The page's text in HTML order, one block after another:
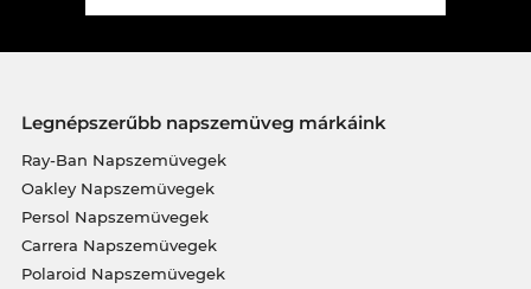
Legnépszerűbb napszemüveg márkáink
Ray-Ban Napszemüvegek
Oakley Napszemüvegek
Persol Napszemüvegek
Carrera Napszemüvegek
Polaroid Napszemüvegek